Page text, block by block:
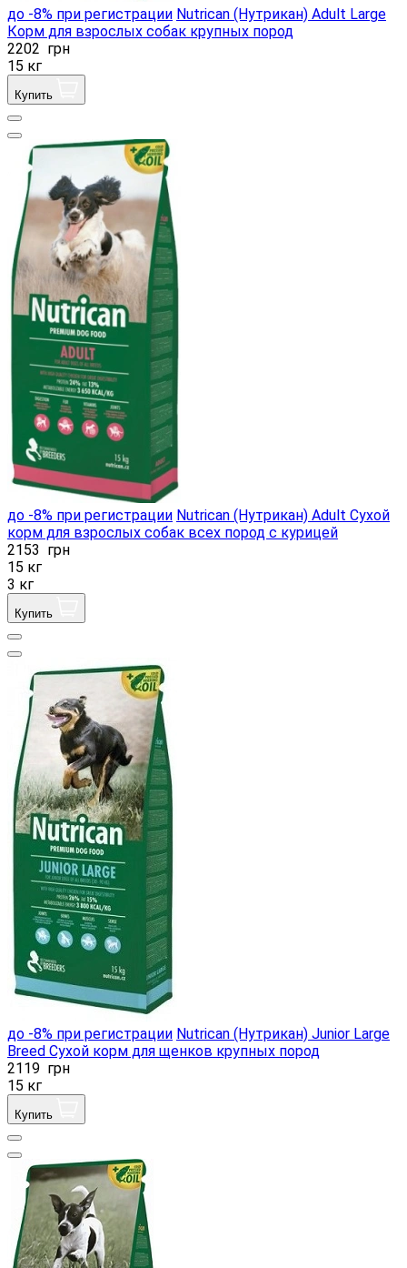
до -8% при регистрации Nutrican (Нутрикан) Adult Large
Корм для взрослых собак крупных пород
2202 грн
15 кг
Купить
до -8% при регистрации Nutrican (Нутрикан) Adult Сухой
корм для взрослых собак всех пород с курицей
2153 грн
15 кг
3 кг
Купить
до -8% при регистрации Nutrican (Нутрикан) Junior Large
Breed Сухой корм для щенков крупных пород
2119 грн
15 кг
Купить